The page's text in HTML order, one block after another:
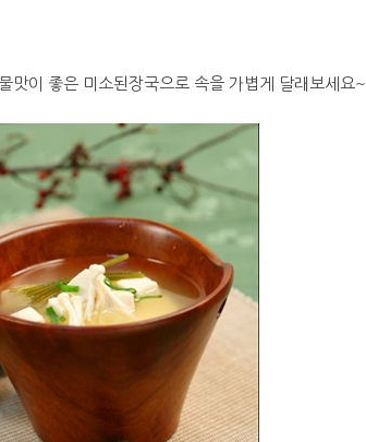
맛이 좋은 미소된장국으로 속을 가볍게 달래보세요~